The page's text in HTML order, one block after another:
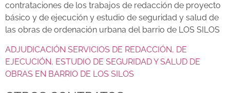
contrataciones de los trabajos de redacción de proyecto
básico y de ejecución y estudio de seguridad y salud de
las obras de ordenación urbana del barrio de LOS SILOS
ADJUDICACIÓN SERVICIOS DE REDACCIÓN, DE
EJECUCIÓN, ESTUDIO DE SEGURIDAD Y SALUD DE
OBRAS EN BARRIO DE LOS SILOS